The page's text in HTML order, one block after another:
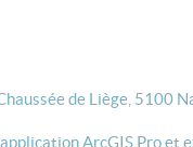
de Liège, 5100
ArcGIS Pro et